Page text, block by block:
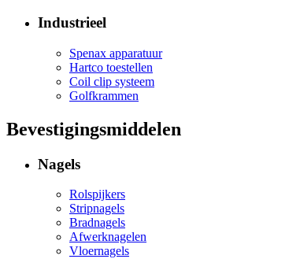
Industrieel
Spenax apparatuur
Hartco toestellen
Coil clip systeem
Golfkrammen
Bevestigingsmiddelen
Nagels
Rolspijkers
Stripnagels
Bradnagels
Afwerknagelen
Vloernagels